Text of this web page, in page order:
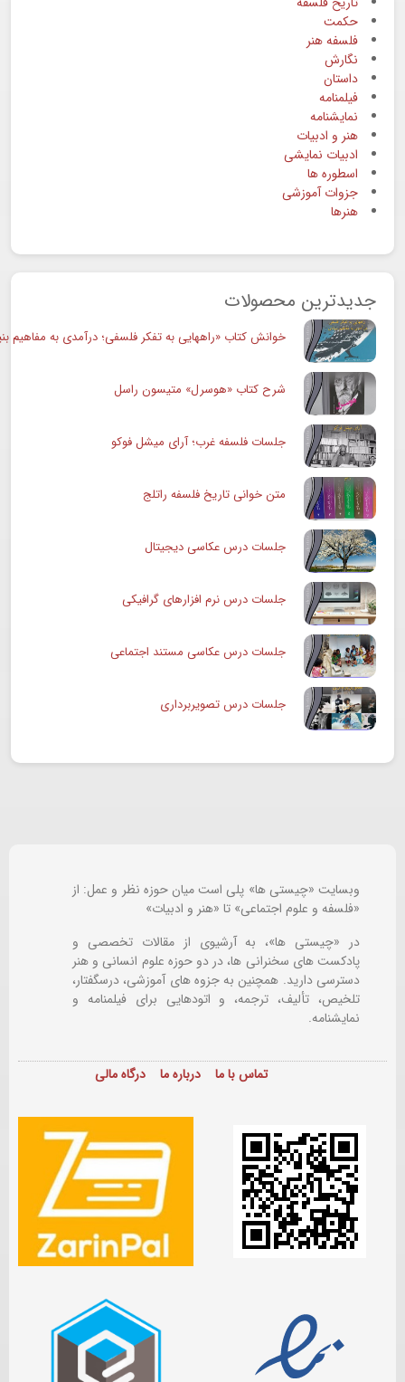
حکمت
فلسفه هنر
نگارش
داستان
فیلمنامه
نمایشنامه
هنر و ادبیات
ادبیات نمایشی
اسطوره ها
جزوات آموزشی
هنرها
جدیدترین محصولات
خوانش کتاب «راههایی به تفکر فلسفی؛ درآمدی به مفاهیم
شرح کتاب «هوسرل» متیسون راسل
جلسات فلسفه غرب؛ آرای میشل فوکو
متن خوانی تاریخ فلسفه راتلج
جلسات درس عکاسی دیجیتال
جلسات درس نرم افزارهای گرافیکی
جلسات درس عکاسی مستند اجتماعی
جلسات درس تصویربرداری
وبسایت «چیستی ها» پلی است میان حوزه نظر و عمل: از
«فلسفه و علوم اجتماعی» تا «هنر و ادبیات»
در «چیستی ها»، به آرشیوی از مقالات تخصصی و
پادکست های سخنرانی ها، در دو حوزه علوم انسانی و هنر
دسترسی دارید. همچنین به جزوه های آموزشی، درسگفتار،
تلخیص، تألیف، ترجمه، و اتودهایی برایفیلمنامه و
نمایشنامه.
تماس با ما درباره ما درگاه مالی